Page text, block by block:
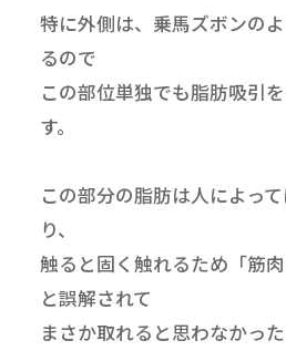
特に外側は、乗馬ズボンの
るので
この部位単独でも脂肪吸引
す。
この部分の脂肪は人によっ
り、
触ると固く触れるため「筋
と誤解されて
まさか取れると思わなかっ